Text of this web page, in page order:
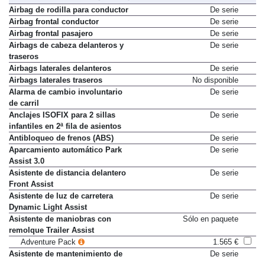
Seguridad y conducción
Airbag de rodilla para conductor
De serie
Airbag frontal conductor
De serie
Airbag frontal pasajero
De serie
Airbags de cabeza delanteros y
traseros
Airbags laterales delanteros
De serie
Airbags laterales traseros
No disponible
Alarma de cambio involuntario
de carril
Anclajes ISOFIX para 2 sillas
infantiles en 2ª fila de asientos
Antibloqueo de frenos (ABS)
De serie
Aparcamiento automático Park
Assist 3.0
Asistente de distancia delantero
Front Assist
Asistente de luz de carretera
Dynamic Light Assist
Asistente de maniobras con
remolque Trailer Assist
Adventure Pack
1.565 €